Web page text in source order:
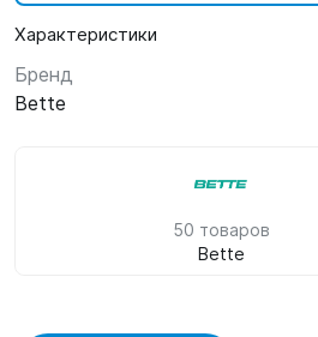
Характеристики
Бренд
Bette
50 товаров
Bette